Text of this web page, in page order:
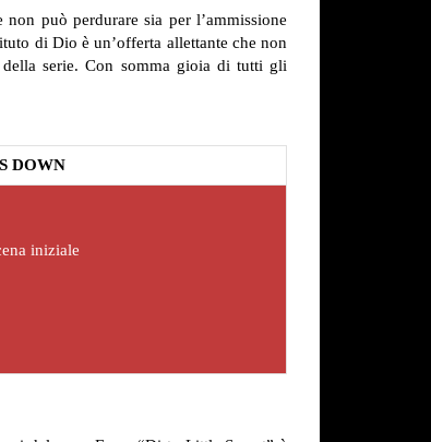
può perdurare sia per l’ammissione
di Dio è un’offerta allettante che non
serie. Con somma gioia di tutti gli
DOWN
iniziale